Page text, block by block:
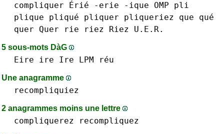
compliquer
Érié -erie -ique OMP
pli
plique pliqué
pliquer pliqueriez
que qué
quer Quer
rie riez Riez U.E.R.
5 sous-mots DàG
Eire ire Ire LPM réu
Une anagramme
recompliquiez
2 anagrammes moins une lettre
compliquerez recompliquez